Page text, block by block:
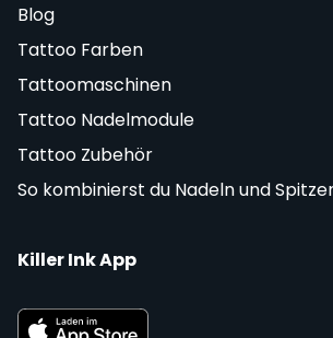
Blog
Tattoo Farben
Tattoomaschinen
Tattoo Nadelmodule
Tattoo Zubehör
So kombinierst du Nadeln und
Killer Ink App